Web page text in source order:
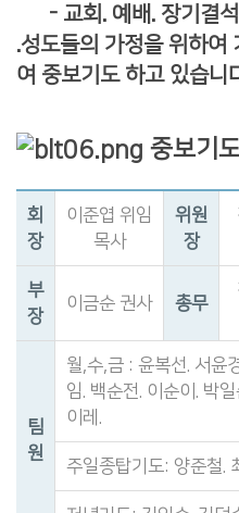
- 교회. 예배. 장기결석
.성도들의 가정을 위하여
여 중보기도 하고 있습니
중보기
회
장
이준엽 위임
목사
위원
장
부
장
이금순 권사 총무
팀
원
월,수,금 : 윤복선. 서윤
임. 백순전. 이순이. 박
이레.
주일종탑기도: 양준철.